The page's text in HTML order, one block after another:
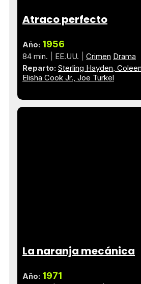
Atraco perfecto
Año: 1956
84 min. EE.UU. Crimen Drama
Reparto: Sterling Hayden
Elisha Cook Jr. Joe Turkel
La naranja mecánica
Año: 1971